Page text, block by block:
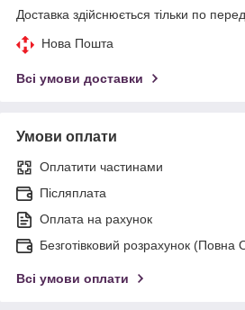
Доставка здійснюється тільки по
Нова Пошта
Всі умови доставки
Умови оплати
Оплатити частинами
Післяплата
Оплата на рахунок
Безготівковий розрахунок (Повна
Всі умови оплати